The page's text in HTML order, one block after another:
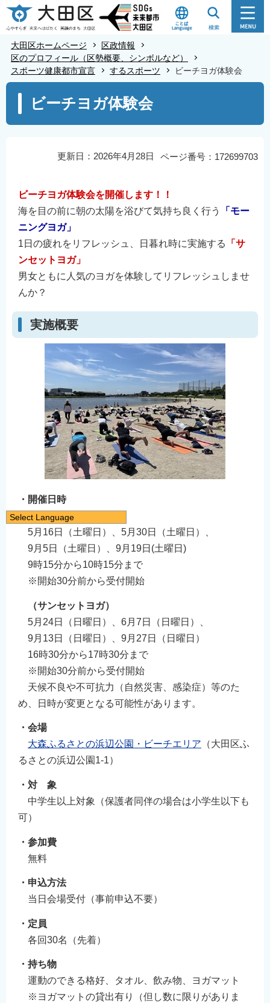
こ
の
の
頭
大田区ホームページ
区政情報
区のプロフィール（区勢概要、シンボルなど）
スポーツ健康都市宣言
するスポーツ ビーチヨガ体験会
こ
ビーチヨガ体験会
ページ番号：172699703
更新日：2026年4月28日
ビーチヨガ体験会を開催します！！
海を目の前に朝の太陽を浴びて気持ち良く行う
「モー
ニングヨガ」
1日の疲れをリフレッシュ、日暮れ時に実施する
「サ
ンセットヨガ」
男女ともに人気のヨガを体験してリフレッシュしませ
んか？
実施概要
・開催日時
（モーニングヨガ）
5月16日（土曜日）、5月30日（土曜日）、
9月5日（土曜日）、9月19日(土曜日)
9時15分から10時15分まで
※開始30分前から受付開始
（サンセットヨガ）
5月24日（日曜日）、6月7日（日曜日）、
9月13日（日曜日）、9月27日（日曜日）
16時30分から17時30分まで
※開始30分前から受付開始
天候不良や不可抗力（自然災害、感染症）等のた
め、日時が変更となる可能性があります。
・会場
大森ふるさとの浜辺公園・ビーチエリア （大田区ふ
るさとの浜辺公園1-1）
・対 象
中学生以上対象（保護者同伴の場合は小学生以下も
可）
・参加費
無料
・申込方法
当日会場受付（事前申込不要）
・定員
各回30名（先着）
・持ち物
運動のできる格好、タオル、飲み物、ヨガマット
※ヨガマットの貸出有り（但し数に限りがありま
Select Language
日本語
English
简体中文
繁體中文
한국어
नेपाली
Filipino